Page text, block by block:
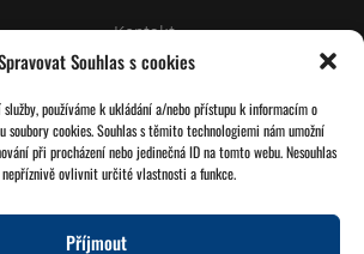
Souhlas s cookies
používáme k ukládání a/nebo přístupu k informacím o
soubory cookies. Souhlas s těmito technologiemi nám umožní
při procházení nebo jedinečná ID na tomto webu. Nesouhlas
nepříznivě ovlivnit určité vlastnosti a funkce.
Příjmout
Kontakt
Databáze legionářů
Pro členy
Zásady cookies